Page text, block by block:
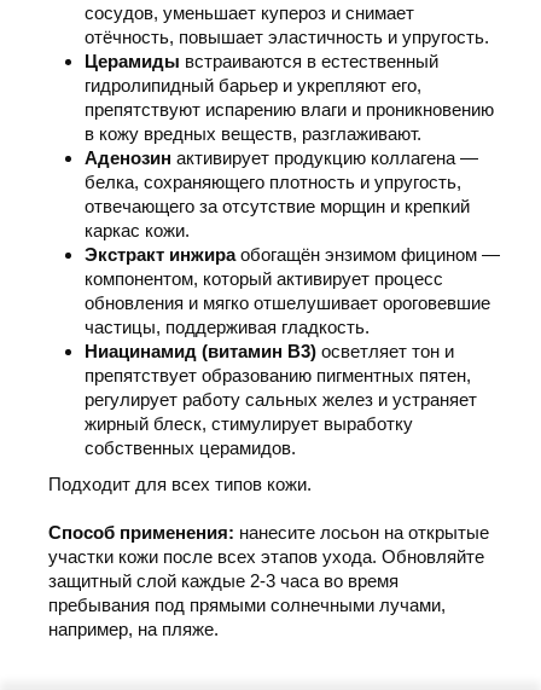
сосудов, уменьшает купероз и снимает
отёчность, повышает эластичность и упругость.
Церамиды встраиваются в естественный
гидролипидный барьер и укрепляют его,
препятствуют испарению влаги и проникновению
в кожу вредных веществ, разглаживают.
Аденозин активирует продукцию коллагена —
белка, сохраняющего плотность и упругость,
отвечающего за отсутствие морщин и крепкий
каркас кожи.
Экстракт инжираобогащён энзимом фицином —
компонентом, который активирует процесс
обновления и мягко отшелушивает ороговевшие
частицы, поддерживая гладкость.
Ниацинамид (витамин В3) осветляет тон и
препятствует образованию пигментных пятен,
регулирует работу сальных желез и устраняет
жирный блеск, стимулирует выработку
собственных церамидов.
Подходит для всех типов кожи.
Способ применения: нанесите лосьон на открытые
участки кожи после всех этапов ухода. Обновляйте
защитный слой каждые 2-3 часа во время
пребывания под прямыми солнечными лучами,
например, на пляже.